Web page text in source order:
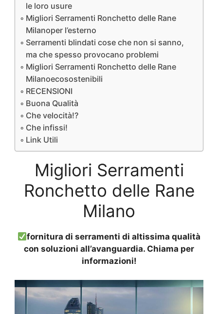
le loro usure
Migliori Serramenti Ronchetto delle Rane
Milanoper l’esterno
Serramenti blindati cose che non si sanno,
ma che spesso provocano problemi
Migliori Serramenti Ronchetto delle Rane
Milanoecosostenibili
RECENSIONI
Buona Qualità
Che velocità!?
Che infissi!
Link Utili
Migliori Serramenti
Ronchetto delle Rane
Milano
fornitura di serramenti di altissima qualità
con soluzioni all’avanguardia. Chiama per
informazioni!